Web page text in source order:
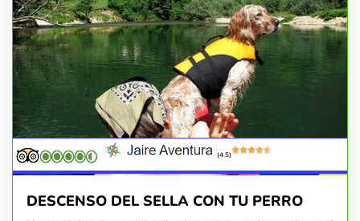
(4.5)
DESCENSO DEL SELLA CON TU PERRO